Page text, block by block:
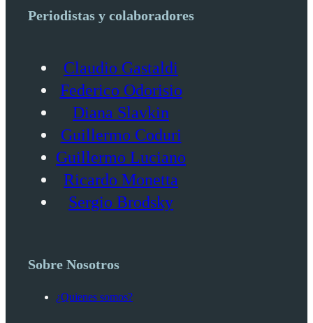
Periodistas y colaboradores
Claudio Gastaldi
Federico Odorisio
Diana Slavkin
Guillermo Coduri
Guillermo Luciano
Ricardo Monetta
Sergio Brodsky
Sobre Nosotros
¿Quienes somos?